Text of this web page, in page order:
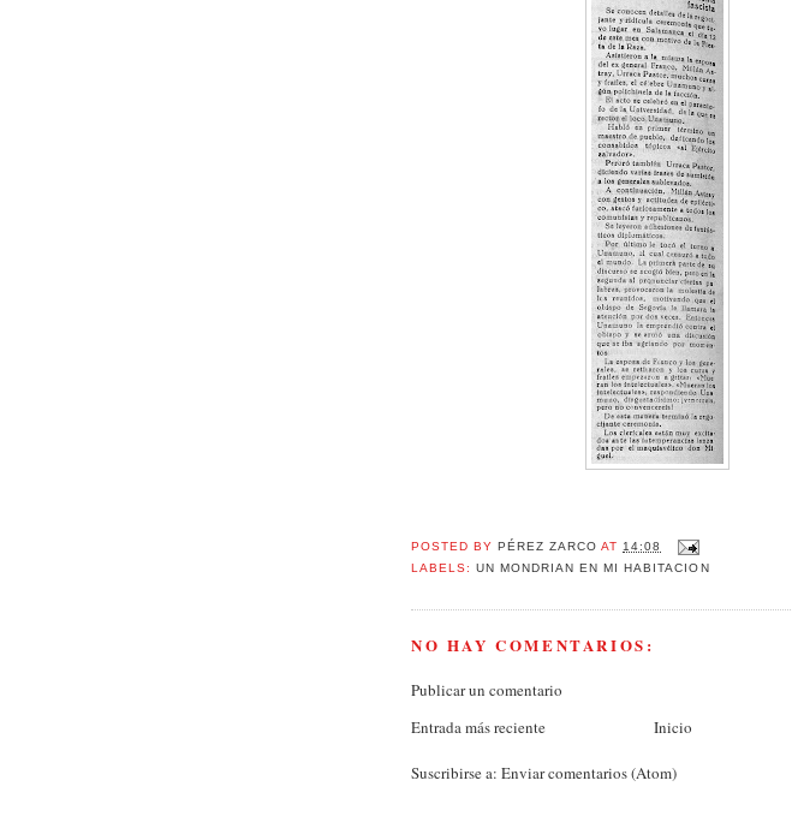
POSTED BYPÉREZ ZARCO AT 14:08
LABELS:UN MONDRIAN EN MI HABITACION
NO HAY COMENTARIOS:
Publicar un comentario
Entrada más reciente
Inicio
Suscribirse a: Enviar comentarios (Atom)